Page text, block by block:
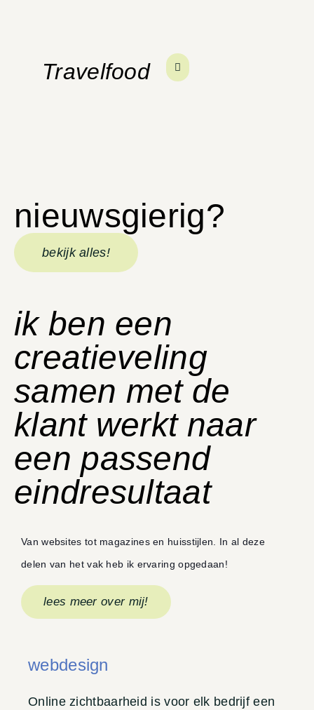
Travelfood
nieuwsgierig?
bekijk alles!
ik ben een
creatieveling
samen met de
klant werkt naar
een passend
eindresultaat
Van websites tot magazines en huisstijlen. In al deze
delen van het vak heb ik ervaring opgedaan!
lees meer over mij!
webdesign
Online zichtbaarheid is voor elk bedrijf een